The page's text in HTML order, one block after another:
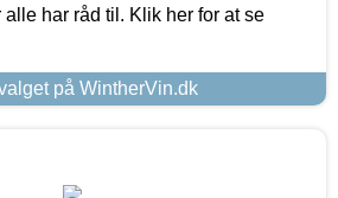
har råd til. Klik her for at se
på WintherVin.dk